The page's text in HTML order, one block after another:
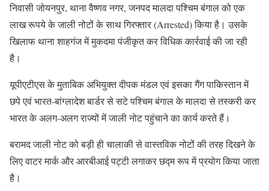
निवासी जोयनपुर, थाना वैष्णव नगर, जनपद मालदा पश्चिम बंगाल को एक
लाख रूपये के जाली नोटों के साथ गिरफ्तार (Arrested) किया है। उसके
खिलाफ थाना शाहगंज में मुकदमा पंजीकृत कर विधिक कार्रवाई की जा रही
है।
यूपीएटीएस के मुताबिक अभियुक्त दीपक मंडल एवं इसका गैंग पाकिस्तान में
छपे एवं भारत-बांग्लादेश बार्डर से सटे पश्चिम बंगाल के मालदा से तस्करी कर
भारत के अलग-अलग राज्यों में जाली नोट पहुंचाने का कार्य करते हैं।
बरामद जाली नोट को बड़ी ही चालाकी से वास्तविक नोटों की तरह दिखने के
लिए वाटर मार्क और आरबीआई पट्टी लगाकर छद्म रूप में प्रयोग किया जाता
है।